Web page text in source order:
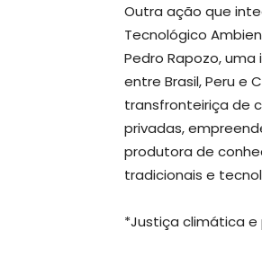
Outra ação que
Tecnológico
Pedro Rapozo,
entre Brasil, Peru e
transfronteiriça de
privadas,
produtora de
tradicionais e
*Justiça climática